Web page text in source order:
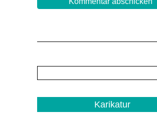
Karikatur